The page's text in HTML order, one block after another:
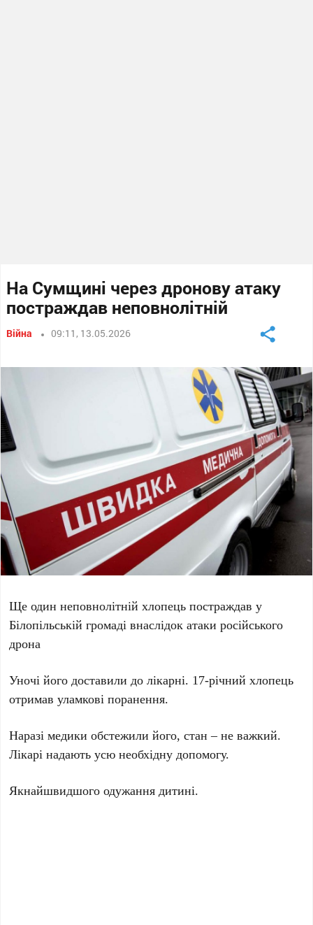
На Сумщині через дронову атаку
постраждав неповнолітній
Війна 09:11, 13.05.2026
Ще один неповнолітній хлопець постраждав у
Білопільській громаді внаслідок атаки російського
дрона
Уночі його доставили до лікарні. 17-річний хлопець
отримав уламкові поранення.
Наразі медики обстежили його, стан – не важкий.
Лікарі надають усю необхідну допомогу.
Якнайшвидшого одужання дитині.